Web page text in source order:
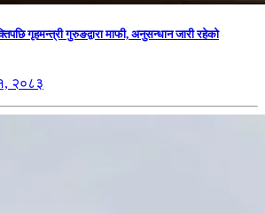
गृहमन्त्री गुरुङद्वारा माफी, अनुसन्धान जारी रहेको
२०८३